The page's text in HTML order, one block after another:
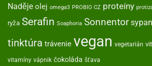
Naděje olej omega3 PROBIO CZ proteíny
ryža Serafin Soaphoria Sonnentor
tinktúra trávenie vegan vegetarián
vitamíny vápnik čokoláda šťava